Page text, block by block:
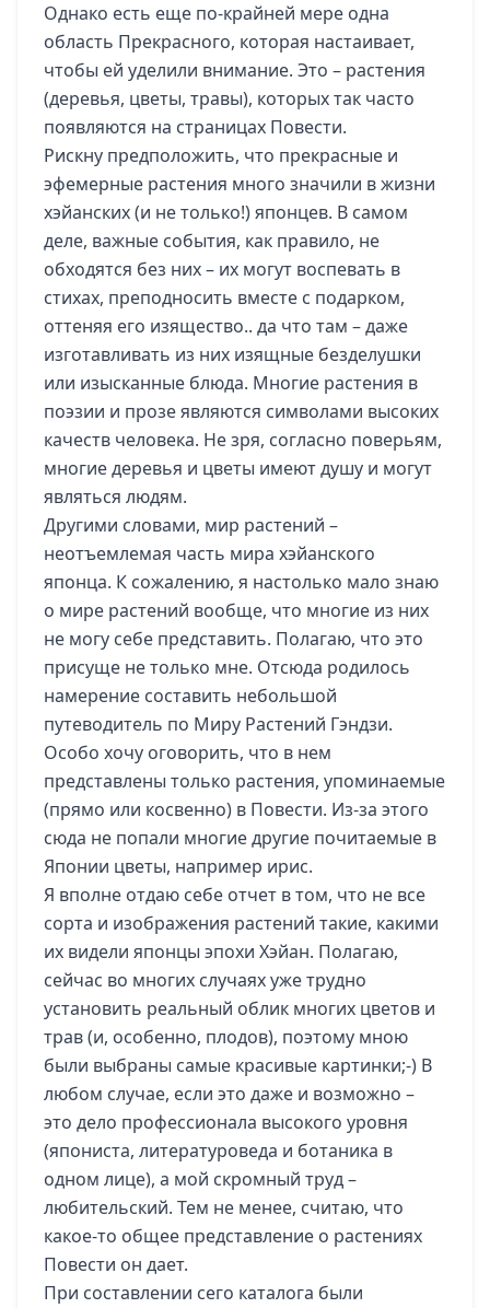
Однако есть еще по-крайней мере одна
область Прекрасного, которая настаивает,
чтобы ей уделили внимание. Это – растения
(деревья, цветы, травы), которых так часто
появляются на страницах Повести.
Рискну предположить, что прекрасные и
эфемерные растения много значили в жизни
хэйанских (и не только!) японцев. В самом
деле, важные события, как правило, не
обходятся без них – их могут воспевать в
стихах, преподносить вместе с подарком,
оттеняя его изящество.. да что там – даже
изготавливать из них изящные безделушки
или изысканные блюда. Многие растения в
поэзии и прозе являются символами высоких
качеств человека. Не зря, согласно поверьям,
многие деревья и цветы имеют душу и могут
являться людям.
Другими словами, мир растений –
неотъемлемая часть мира хэйанского
японца. К сожалению, я настолько мало знаю
о мире растений вообще, что многие из них
не могу себе представить. Полагаю, что это
присуще не только мне. Отсюда родилось
намерение составить небольшой
путеводитель по Миру Растений Гэндзи.
Особо хочу оговорить, что в нем
представлены только растения, упоминаемые
(прямо или косвенно) в Повести. Из-за этого
сюда не попали многие другие почитаемые в
Японии цветы, например ирис.
Я вполне отдаю себе отчет в том, что не все
сорта и изображения растений такие, какими
их видели японцы эпохи Хэйан. Полагаю,
сейчас во многих случаях уже трудно
установить реальный облик многих цветов и
трав (и, особенно, плодов), поэтому мною
были выбраны самые красивые картинки;-) В
любом случае, если это даже и возможно –
это дело профессионала высокого уровня
(япониста, литературоведа и ботаника в
одном лице), а мой скромный труд –
любительский. Тем не менее, считаю, что
какое-то общее представление о растениях
Повести он дает.
При составлении сего каталога были